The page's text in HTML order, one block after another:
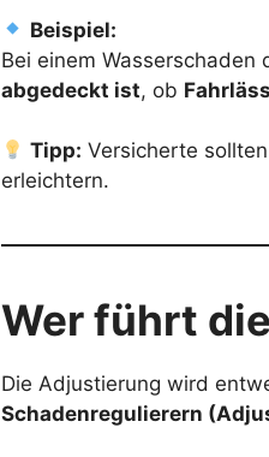
Beispiel:
Bei einem
abgedeckt ist, ob
Tipp: Versicherte
erleichtern.
Wer führt
Die Adjustierung wird
Schadenregulierern